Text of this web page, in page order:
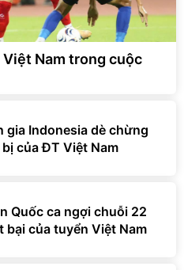
Nam trong cuộc
gia Indonesia dè chừng
của ĐT Việt Nam
Quốc ca ngợi chuỗi 22
bại của tuyển Việt Nam